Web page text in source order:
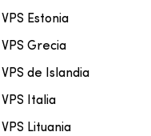
VPS Estonia
VPS Grecia
VPS de Islandia
VPS Italia
VPS Lituania